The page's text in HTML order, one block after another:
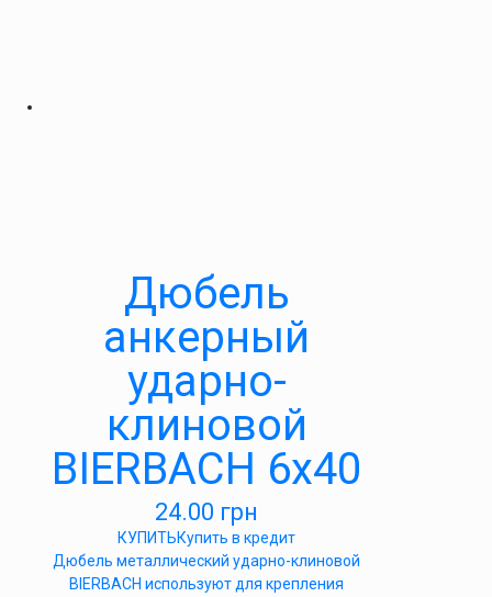
Дюбель
анкерный
ударно-
клиновой
BIERBACH 6х40
24.00 грн
КУПИТЬКупить в кредит
Дюбель металлический ударно-клиновой
BIERBACH используют для крепления